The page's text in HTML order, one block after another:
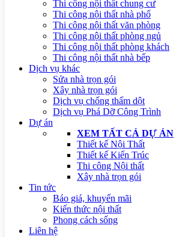
Thi công nội thất chung cư
Thi công nội thất nhà phố
Thi công nội thất văn phòng
Thi công nội thất phòng ngủ
Thi công nội thất phòng khách
Thi công nội thất nhà bếp
Dịch vụ khác
Sửa nhà trọn gói
Xây nhà trọn gói
Dịch vụ chống thấm dột
Dịch vụ Phá Dỡ Công Trình
Dự án
XEM TẤT CẢ DỰ ÁN
Thiết kế Nội Thất
Thiết kế Kiến Trúc
Thi công Nội thất
Xây nhà trọn gói
Tin tức
Báo giá, khuyến mãi
Kiến thức nội thất
Phong cách sống
Liên hệ